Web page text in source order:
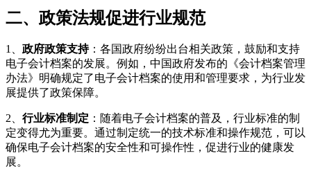
二、政策法规促进行业规范
1、 政府政策支持：各国政府纷纷出台相关政策，鼓励和支持
电子会计档案的发展。例如，中国政府发布的《会计档案管理
办法》明确规定了电子会计档案的使用和管理要求，为行业发
展提供了政策保障。
2、 行业标准制定 ：随着电子会计档案的普及，行业标准的制
定变得尤为重要。通过制定统一的技术标准和操作规范，可以
确保电子会计档案的安全性和可操作性，促进行业的健康发
展。